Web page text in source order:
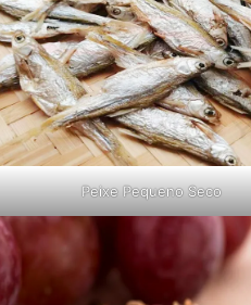
Peixe Pequeno Seco